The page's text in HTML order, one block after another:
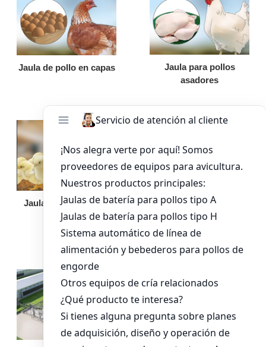
Jaula de pollo en capas
Jaula para pollos
asadores
Jaula de pollo pollita
Bandeja de
alimentación para
pollos de engorde